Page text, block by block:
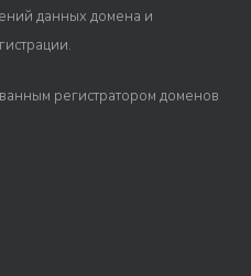
данных домена и
регистратором доменов